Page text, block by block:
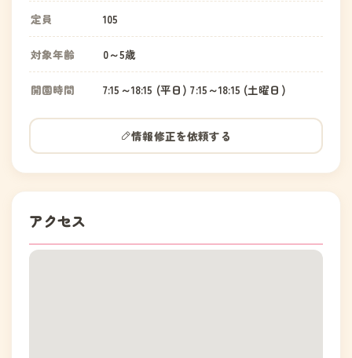
定員 105
対象年齢 0～5歳
開園時間 7:15～18:15 (平日) 7:15～18:15 (土曜日)
情報修正を依頼する
アクセス